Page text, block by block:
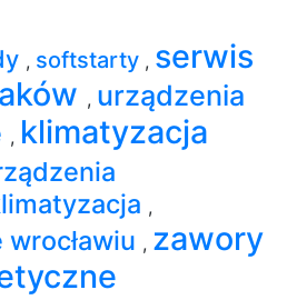
, softstarty , serwis
, urządzenia
, klimatyzacja
,
, zawory